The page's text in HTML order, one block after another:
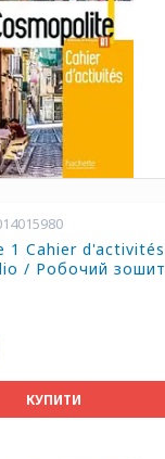
1 Cahier d'activités
/ Робочий зошит
КУПИТИ